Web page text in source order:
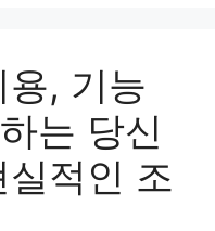
, 기능
는 당신
적인 조